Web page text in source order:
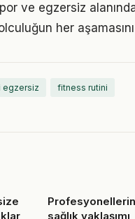
ve egzersiz
her
egzersiz fitness rutini
sağlık yaklaşımı